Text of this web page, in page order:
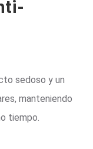
sedoso y un
manteniendo
tiempo.